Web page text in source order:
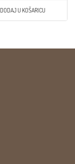
DODAJ U KOŠARICU